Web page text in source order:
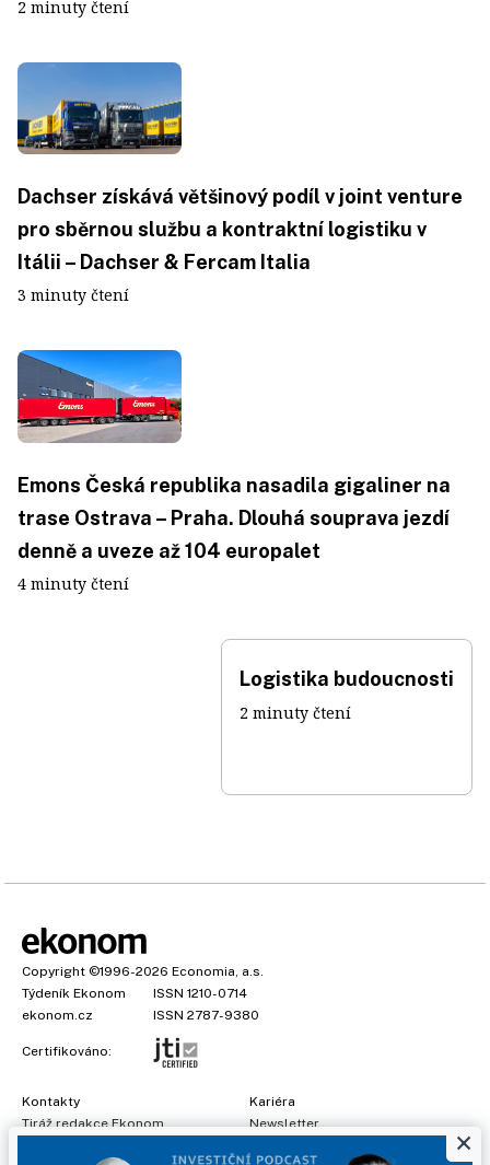
2 minuty čtení
Dachser získává většinový podíl v joint venture
pro sběrnou službu a kontraktní logistiku v
Itálii – Dachser & Fercam Italia
3 minuty čtení
Emons Česká republika nasadila gigaliner na
trase Ostrava – Praha. Dlouhá souprava jezdí
denně a uveze až 104 europalet
4 minuty čtení
Logistika budoucnosti
2 minuty čtení
Copyright ©1996-2026 Economia, a.s.
Týdeník Ekonom
ISSN 1210-0714
ekonom.cz
ISSN 2787-9380
Certifikováno:
Kontakty
Tiráž redakce Ekonom
Kariéra
Newsletter
×